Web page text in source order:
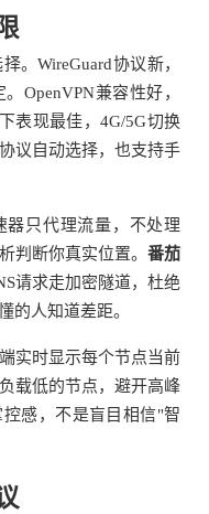
。WireGuard协议新，
OpenVPN兼容性好，
表现最佳，4G/5G切换
议自动选择，也支持手
器只代理流量，不处理
判断你真实位置。 番茄
请求走加密隧道，杜绝
的人知道差距。
实时显示每个节点当前
载低的节点，避开高峰
感，不是盲目相信"智